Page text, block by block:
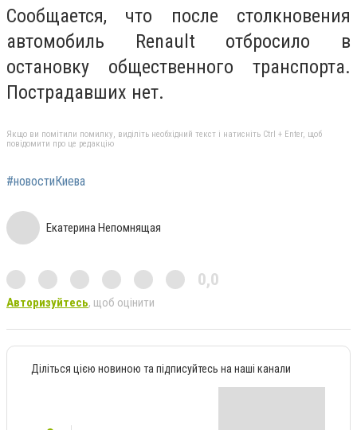
Сообщается, что после столкновения
автомобиль Renault отбросило в
остановку общественного транспорта.
Пострадавших нет.
Якщо ви помітили помилку, виділіть необхідний текст і натисніть Ctrl + Enter, щоб
повідомити про це редакцію
#новостиКиева
Екатерина Непомнящая
0,0
Авторизуйтесь, щоб оцінити
Діліться цією новиною та підписуйтесь на наші канали